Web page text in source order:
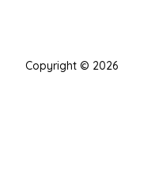
Copyright © 2026